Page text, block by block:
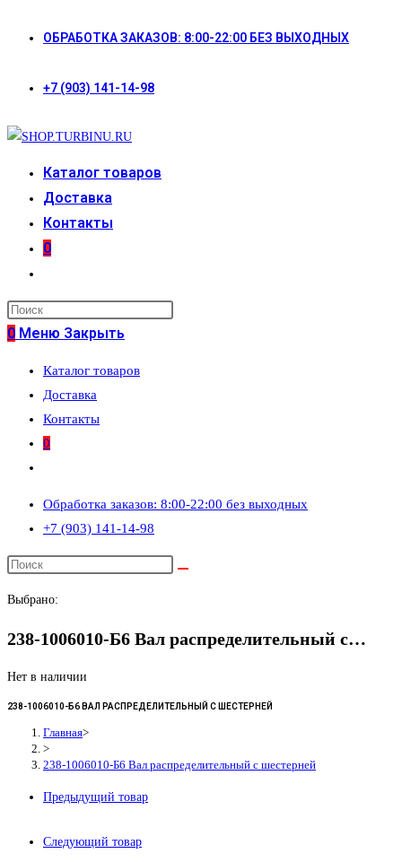
ОБРАБОТКА ЗАКАЗОВ: 8:00-22:00 БЕЗ ВЫХОДНЫХ
+7 (903) 141-14-98
Каталог товаров
Доставка
Контакты
0
поиск
по
сайту
0 Меню Закрыть
Каталог товаров
Доставка
Контакты
0
по
веб-
сайту
Обработка заказов: 8:00-22:00 без выходных
+7 (903) 141-14-98
Выбрано:
238-1006010-Б6 Вал распределительный с…
Нет в наличии
238-1006010-Б6 ВАЛ РАСПРЕДЕЛИТЕЛЬНЫЙ С ШЕСТЕРНЕЙ
Главная>
>
238-1006010-Б6 Вал распределительный с шестерней
Предыдущий товар
Следующий товар